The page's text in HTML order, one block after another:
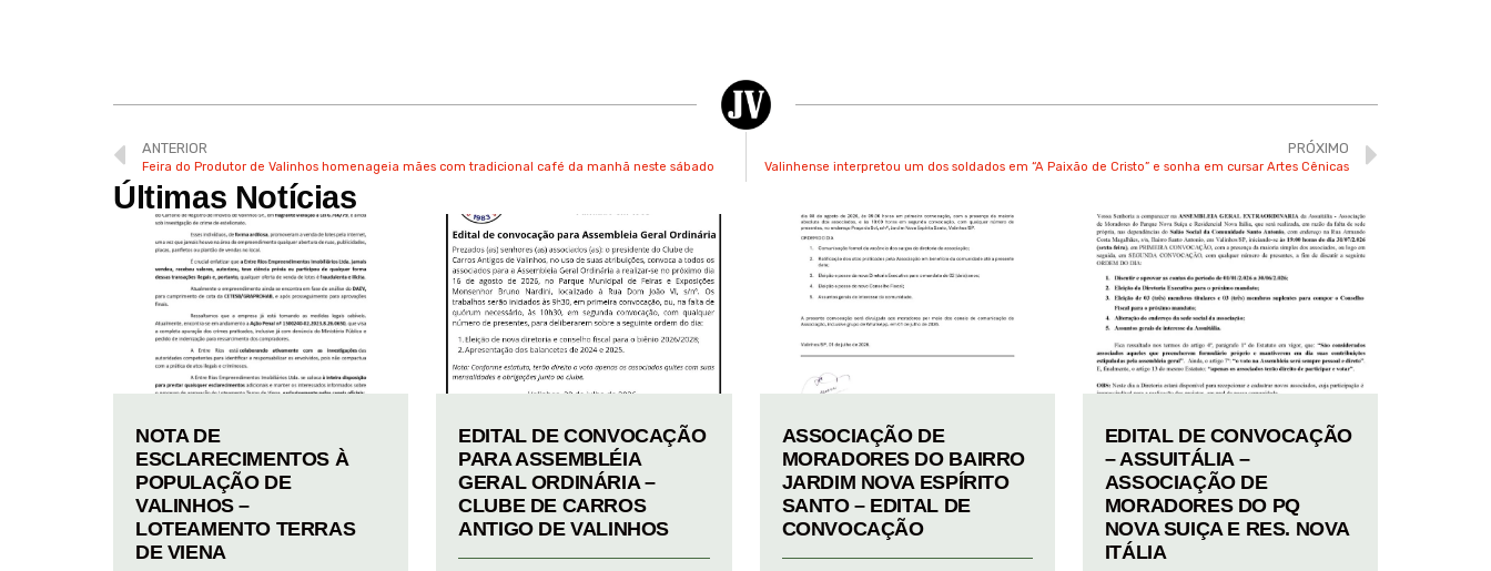
ANTERIOR
Feira do Produtor de Valinhos homenageia mães com tradicional café da manhã neste sábado
PRÓXIMO
Valinhense interpretou um dos soldados em “A Paixão de Cristo” e sonha em cursar Artes Cênicas
Últimas Notícias
NOTA DE
ESCLARECIMENTOS À
POPULAÇÃO DE
VALINHOS –
LOTEAMENTO TERRAS
DE VIENA
EDITAL DE CONVOCAÇÃO
PARA ASSEMBLÉIA
GERAL ORDINÁRIA –
CLUBE DE CARROS
ANTIGO DE VALINHOS
ASSOCIAÇÃO DE
MORADORES DO BAIRRO
JARDIM NOVA ESPÍRITO
SANTO – EDITAL DE
CONVOCAÇÃO
EDITAL DE CONVOCAÇÃO
– ASSUITÁLIA –
ASSOCIAÇÃO DE
MORADORES DO PQ
NOVA SUIÇA E RES. NOVA
ITÁLIA